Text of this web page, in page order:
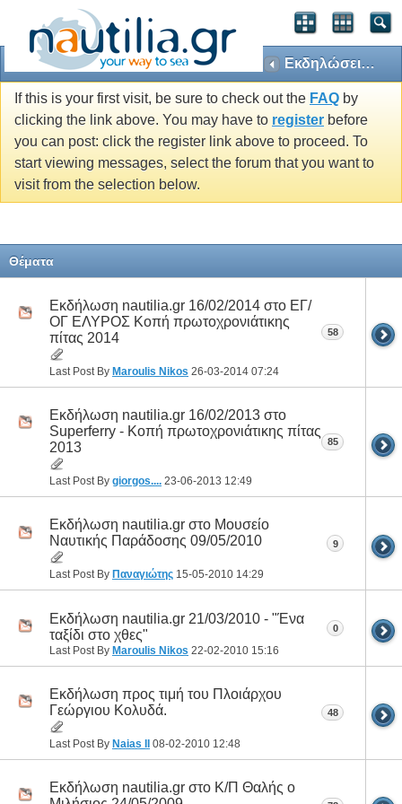
Εκδηλώσεις nautilia.gr
If this is your first visit, be sure to check out the FAQ by
clicking the link above. You may have to register before
you can post: click the register link above to proceed. To
start viewing messages, select the forum that you want to
visit from the selection below.
Θέματα
Εκδήλωση nautilia.gr 16/02/2014 στο ΕΓ/
ΟΓ ΕΛΥΡΟΣ Κοπή πρωτοχρονιάτικης
πίτας 2014
Last Post By Maroulis Nikos 26-03-2014 07:24
58
Εκδήλωση nautilia.gr 16/02/2013 στο
Superferry - Κοπή πρωτοχρονιάτικης πίτας
2013
Last Post By giorgos.... 23-06-2013 12:49
85
Εκδήλωση nautilia.gr στο Μουσείο
Ναυτικής Παράδοσης 09/05/2010
Last Post By Παναγιώτης 15-05-2010 14:29
9
Εκδήλωση nautilia.gr 21/03/2010 - "Ένα
ταξίδι στο χθες"
Last Post By Maroulis Nikos 22-02-2010 15:16
0
Εκδήλωση προς τιμή του Πλοιάρχου
Γεώργιου Κολυδά.
Last Post By Naias II 08-02-2010 12:48
48
Εκδήλωση nautilia.gr στο Κ/Π Θαλής ο